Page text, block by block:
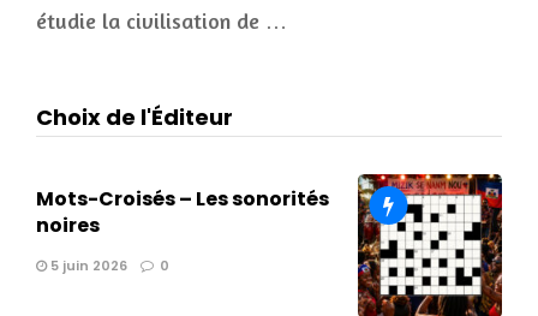
étudie la civilisation de …
Choix de l'Éditeur
Mots-Croisés – Les sonorités
noires
5 juin 2026 0